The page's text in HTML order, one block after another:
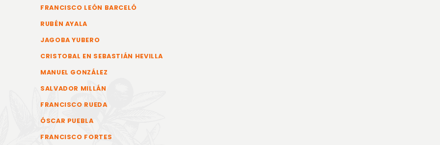
FRANCISCO LEÓN BARCELÓ
RUBÉN AYALA
JAGOBA YUBERO
CRISTOBAL EN SEBASTIÁN HEVILLA
MANUEL GONZÁLEZ
SALVADOR MILLÁN
FRANCISCO RUEDA
ÓSCAR PUEBLA
FRANCISCO FORTES